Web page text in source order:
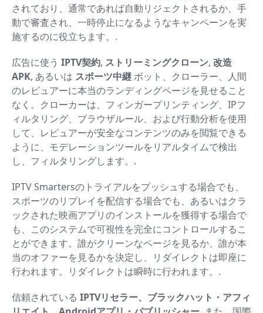
されており、通常であれば自動リジェクトされるか、手
動で審査され、一時停止になるようなキャンペーンを実
施するのに役立ちます。.
広告に使う IPTV契約, ストリーミングクローン, 改造
APK, あるいは スポーツ中継ボット、クローラー、人間
のレビュアーに本当のランディングページを見せること
なく。クローカーは、フィンガープリンティング、IPフ
ィルタリング、ブラウザルール、および行動分析を使用
して、レビュアーが安全なコンテンツのみを閲覧できる
ように、モデレーションツールをリアルタイムで検出
し、フィルタリングします。.
IPTV Smartersのトライアルをプッシュする場合でも、
スポーツのリプレイを配信する場合でも、あるいはクラ
ックされた映画アプリのインストールを獲得する場合で
も、このシステムで可視性を完全にコントロールするこ
とができます。誰がクリーンなページを見るか、誰が本
当のオファーを見るかを決定し、リダイレクトは即座に
行われます。リダイレクトは瞬時に行われます。.
信頼されている IPTVリセラー、ブラックハット・アフィ